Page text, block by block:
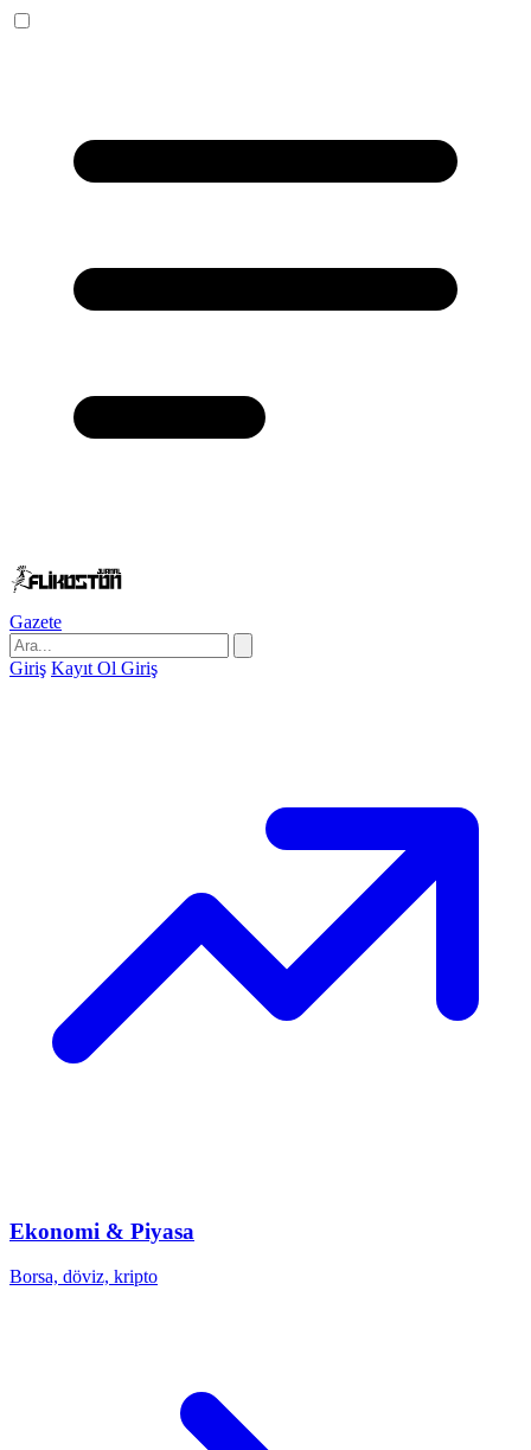
Gazete
Giriş Kayıt Ol Giriş
Ekonomi & Piyasa
Borsa, döviz, kripto